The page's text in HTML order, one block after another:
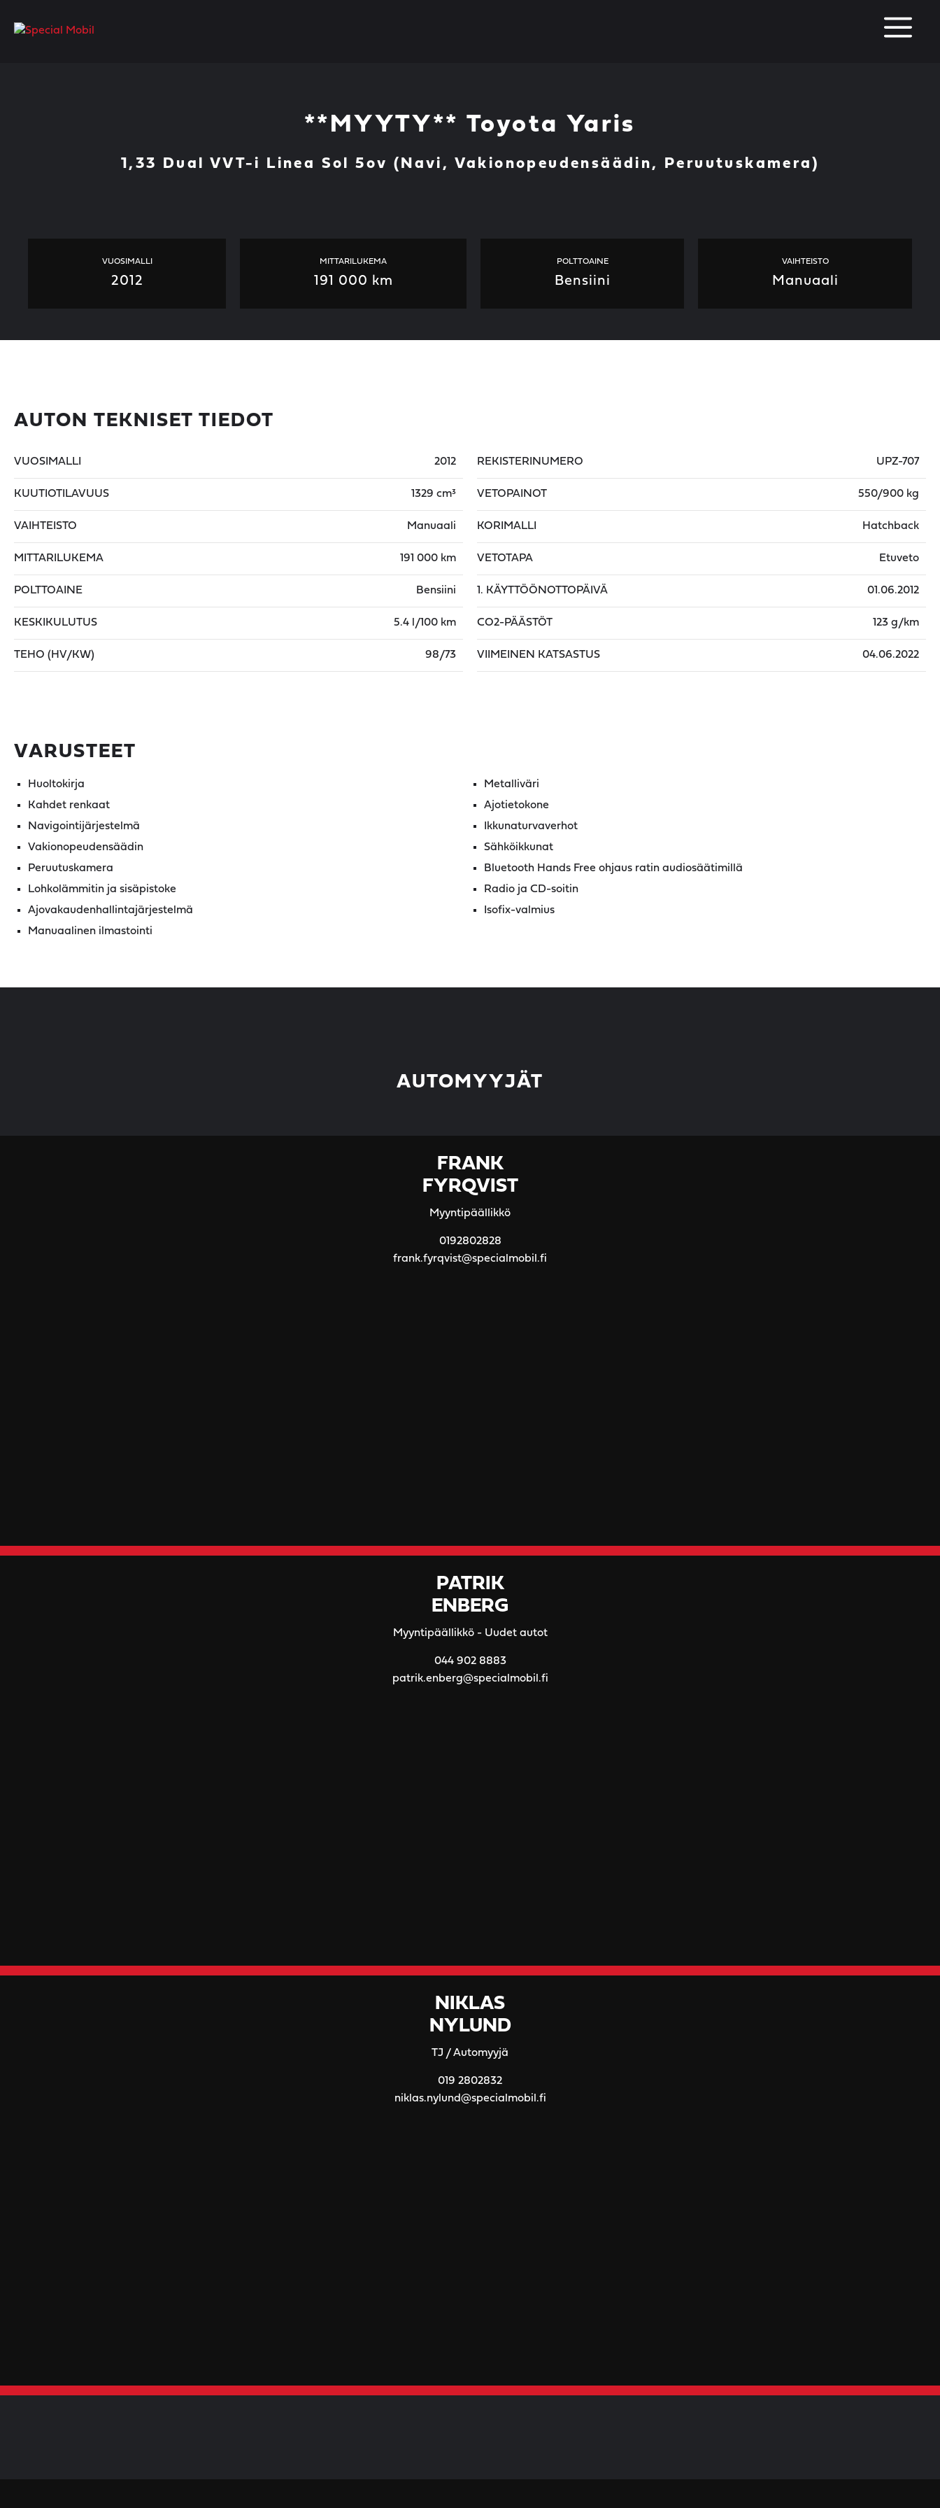
**MYYTY** Toyota Yaris
1,33 Dual VVT-i Linea Sol 5ov (Navi, Vakionopeudensäädin, Peruutuskamera)
VUOSIMALLI
2012
MITTARILUKEMA
191 000 km
POLTTOAINE
Bensiini
VAIHTEISTO
Manuaali
AUTON TEKNISET TIEDOT
VUOSIMALLI 2012
KUUTIOTILAVUUS 1329 cm³
VAIHTEISTO Manuaali
MITTARILUKEMA 191 000 km
POLTTOAINE Bensiini
KESKIKULUTUS 5.4 l/100 km
TEHO (HV/KW) 98/73
REKISTERINUMERO UPZ-707
VETOPAINOT 550/900 kg
KORIMALLI Hatchback
VETOTAPA Etuveto
1. KÄYTTÖÖNOTTOPÄIVÄ 01.06.2012
CO2-PÄÄSTÖT 123 g/km
VIIMEINEN KATSASTUS 04.06.2022
VARUSTEET
Huoltokirja
Kahdet renkaat
Navigointijärjestelmä
Vakionopeudensäädin
Peruutuskamera
Lohkolämmitin ja sisäpistoke
Ajovakaudenhallintajärjestelmä
Manuaalinen ilmastointi
Metalliväri
Ajotietokone
Ikkunaturvaverhot
Sähköikkunat
Bluetooth Hands Free ohjaus ratin audiosäätimillä
Radio ja CD-soitin
Isofix-valmius
AUTOMYYJÄT
FRANK
FYRQVIST
Myyntipäällikkö
0192802828
frank.fyrqvist@specialmobil.fi
PATRIK
ENBERG
Myyntipäällikkö - Uudet autot
044 902 8883
patrik.enberg@specialmobil.fi
NIKLAS
NYLUND
TJ / Automyyjä
019 2802832
niklas.nylund@specialmobil.fi